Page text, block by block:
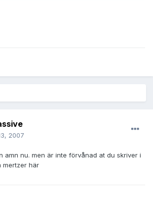
2007
amn nu. men är inte förvånad at du skriver i
mertzer här